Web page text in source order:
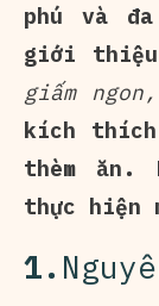
phú và
giới
giấm
kích thích
thèm ăn.
thực hiện
1.